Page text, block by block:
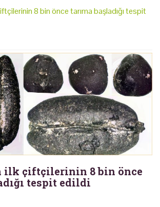
8 bin önce tarıma başladığı tespit
ilk çiftçilerinin 8 bin önce
tespit edildi